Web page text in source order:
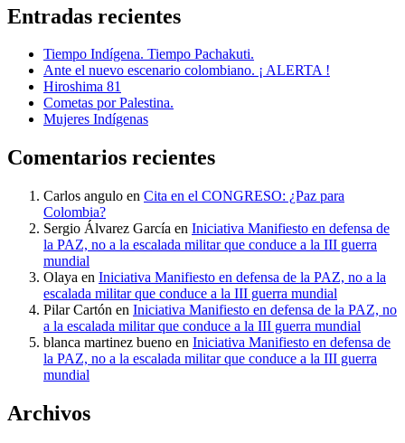
Entradas recientes
Tiempo Indígena. Tiempo Pachakuti.
Ante el nuevo escenario colombiano. ¡ ALERTA !
Hiroshima 81
Cometas por Palestina.
Mujeres Indígenas
Comentarios recientes
Carlos angulo en Cita en el CONGRESO: ¿Paz para
Colombia?
Sergio Álvarez García en Iniciativa Manifiesto en defensa de
la PAZ, no a la escalada militar que conduce a la III guerra
mundial
Olaya en Iniciativa Manifiesto en defensa de la PAZ, no a la
escalada militar que conduce a la III guerra mundial
Pilar Cartón en Iniciativa Manifiesto en defensa de la PAZ, no
a la escalada militar que conduce a la III guerra mundial
blanca martinez bueno en Iniciativa Manifiesto en defensa de
la PAZ, no a la escalada militar que conduce a la III guerra
mundial
Archivos